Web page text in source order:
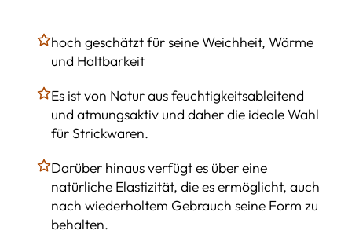
hoch geschätzt für seine Weichheit, Wärme
und Haltbarkeit
Es ist von Natur aus feuchtigkeitsableitend
und atmungsaktiv und daher die ideale Wahl
für Strickwaren.
Darüber hinaus verfügt es über eine
natürliche Elastizität, die es ermöglicht, auch
nach wiederholtem Gebrauch seine Form zu
behalten.